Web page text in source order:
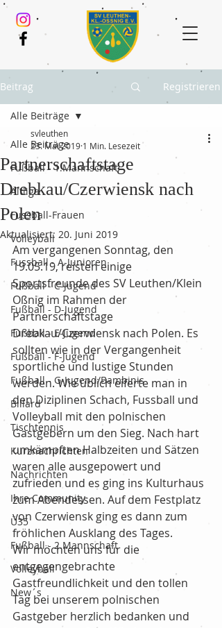
Beitrag Registrieren
Alle Beiträge
Fußball - 1.Mannschaft
Altliga
Fussball-Frauen
Volleyball
Fussball - A-Junioren
Fußball - C-Jugend
Fußball - D-Jugend
Fußball - E-Jugend
Fußball - F-Jugend
Fußball - G-Jugend/Bambinis
Billard
Tischtennis
Kurznachrichten
Nachrichten
Ihre Community
Ü35
Fußball - 2.Mannschaft
Volleyball
New´s
Alle Beiträge
Partnerschaftstage
Drebkau/Czerwiensk nach
Polen
svleuthen
23. Mai 2019 1 Min. Lesezeit
Aktualisiert: 20. Juni 2019
Am vergangenen Sonntag, den
19.05.19, reisten einige
Sportsfreunde des SV Leuthen/Klein
Oßnig im Rahmen der
Partnerschaftstage
Drebkau/Czerwiensk nach Polen. Es
sollten wie in der Vergangenheit
sportliche und lustige Stunden
werden. Wie üblich eiferte man in
den Diziplinen Schach, Fussball und
Volleyball mit den polnischen
Gastgebern um den Sieg. Nach hart
umkämpften Halbzeiten und Sätzen
waren alle ausgepowert und
zufrieden und es ging ins Kulturhaus
zum Abendessen. Auf dem Festplatz
von Czerwiensk ging es dann zum
fröhlichen Ausklang des Tages.
Wir möchten uns für die
entgegengebrachte
Gastfreundlichkeit und den tollen
Tag bei unserem polnischen
Gastgeber herzlich bedanken und